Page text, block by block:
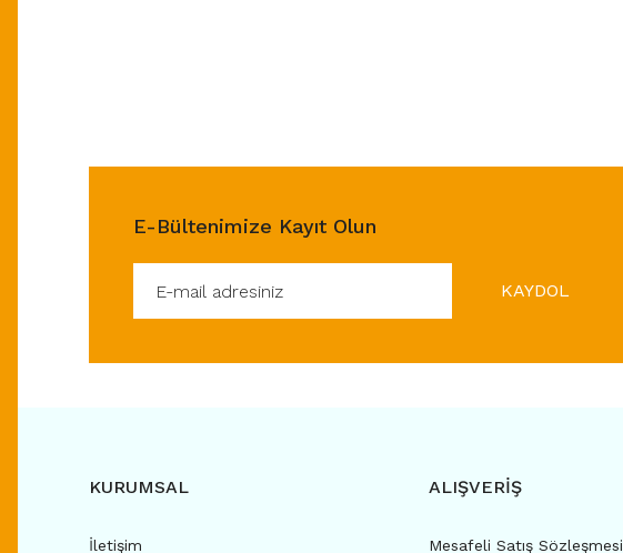
E-Bültenimize Kayıt Olun
KAYDOL
KURUMSAL
İletişim
ALIŞVERİŞ
Mesafeli Satış Sözleşmesi